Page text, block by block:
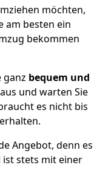
möchten,
am besten ein
bekommen
ganz bequem und
und warten Sie
es nicht bis
erhalten.
Angebot, denn es
stets mit einer